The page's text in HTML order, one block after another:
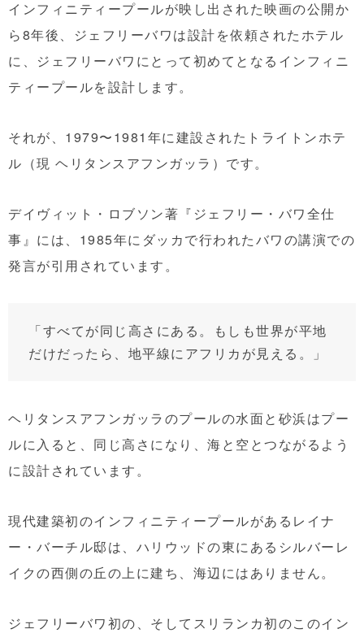
インフィニティープールが映し出された映画の公開か
ら8年後、ジェフリーバワは設計を依頼されたホテル
に、ジェフリーバワにとって初めてとなるインフィニ
ティープールを設計します。
それが、1979〜1981年に建設されたトライトンホテ
ル（現 ヘリタンスアフンガッラ）です。
デイヴィット・ロブソン著『ジェフリー・バワ全仕
事』 には、1985年にダッカで行われたバワの講演での
発言が引用されています。
「すべてが同じ高さにある。もしも世界が平地
だけだったら、地平線にアフリカが見える。」
ヘリタンスアフンガッラのプールの水面と砂浜はプー
ルに入ると、同じ高さになり、海と空とつながるよう
に設計されています。
現代建築初のインフィニティープールがあるレイナ
ー・バーチル邸は、ハリウッドの東にあるシルバーレ
イクの西側の丘の上に建ち、海辺にはありません。
ジェフリーバワ初の、そしてスリランカ初のこのイン